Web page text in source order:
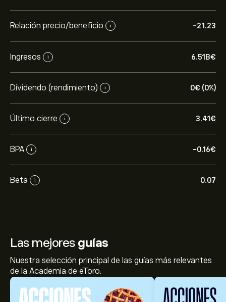
Relación precio/beneficio i -21.23
Ingresos i 6.51B‎€‎
Dividendo (rendimiento) i 0‎€‎ (0%)
Último cierre i 3.41‎€‎
BPA i -0.16‎€‎
Beta i 0.07
Las mejores guías
Nuestra selección principal de las guías más relevantes
de la Academia de eToro.